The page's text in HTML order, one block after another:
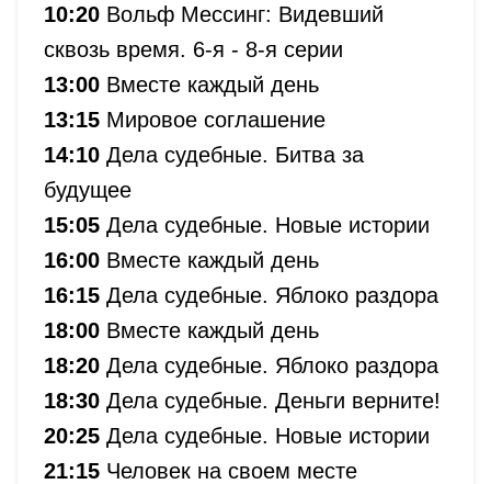
10:20 Вольф Мессинг: Видевший
сквозь время. 6-я - 8-я серии
13:00 Вместе каждый день
13:15 Мировое соглашение
14:10 Дела судебные. Битва за
будущее
15:05 Дела судебные. Новые истории
16:00 Вместе каждый день
16:15 Дела судебные. Яблоко раздора
18:00 Вместе каждый день
18:20 Дела судебные. Яблоко раздора
18:30 Дела судебные. Деньги верните!
20:25 Дела судебные. Новые истории
21:15 Человек на своем месте